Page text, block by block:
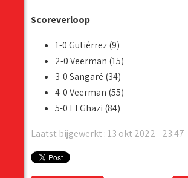
Scoreverloop
1-0 Gutiérrez (9)
2-0 Veerman (15)
3-0 Sangaré (34)
4-0 Veerman (55)
5-0 El Ghazi (84)
Laatst bijgewerkt : 13 okt 2022 - 23:47